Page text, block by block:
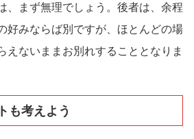
、まず無理でしょう。後者は、余程
好みならば別ですが、ほとんどの場
えないままお別れすることとなりま
も考えよう